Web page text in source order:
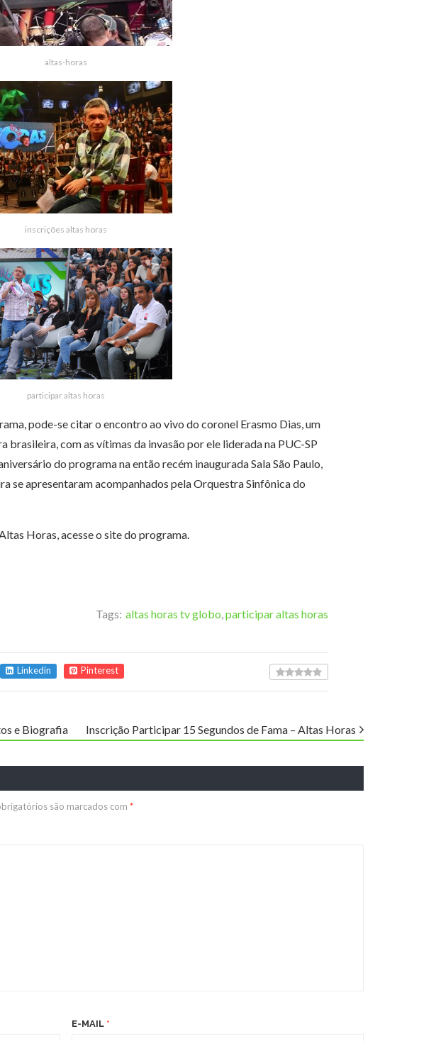
altas-horas
inscrições altas horas
participar altas horas
pode-se citar o encontro ao vivo do coronel Erasmo Dias, um
com as vítimas da invasão por ele liderada na PUC-SP
do programa na então recém inaugurada Sala São Paulo,
se apresentaram acompanhados pela Orquestra Sinfônica do
Horas, acesse o site do programa.
Tags: altas horas tv globo,participar altas horas
Linkedin Pinterest
e Biografia Inscrição Participar 15 Segundos de Fama – Altas Horas
são marcados com *
E-MAIL *